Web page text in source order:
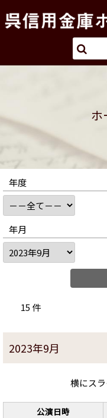
ホ
年度
年月
15 件
2023年9月
横にス
公演日時